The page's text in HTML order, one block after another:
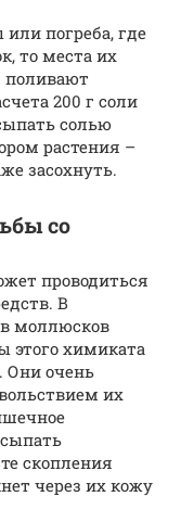
погреба, где
то места их
поливают
200 г соли
солью
растения –
засохнуть.
со
проводиться
В
моллюсков
этого химиката
Они очень
их
скопления
через их кожу